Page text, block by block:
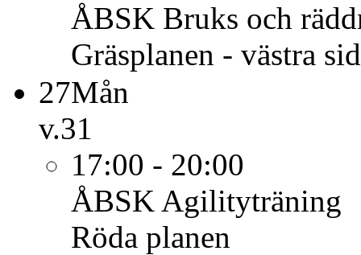
ÅBSK Bruks och
Gräsplanen - västra
27Mån
v.31
17:00 - 20:00
ÅBSK Agilityträning
Röda planen